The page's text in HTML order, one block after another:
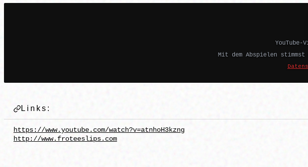
YouTube-
Mit dem Abspielen
Links:
https://www.youtube.com/watch?v=atnhoH3kzng
http://www.froteeslips.com